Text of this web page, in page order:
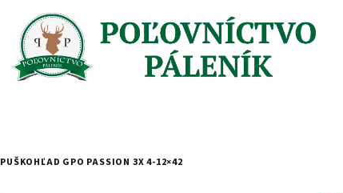
PUŠKOHĽAD GPO PASSION 3X 4-12×42